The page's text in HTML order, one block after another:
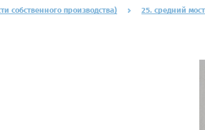
собственного производства) 25. средний мост